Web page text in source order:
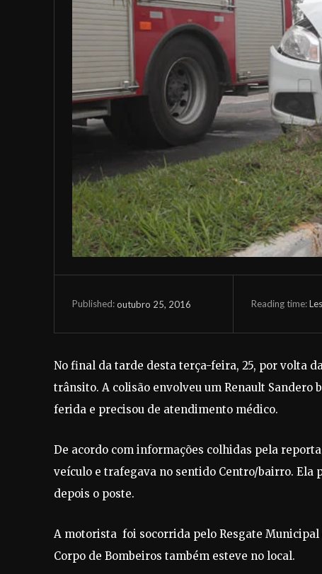
Published:outubro 25, 2016 Reading time:
No final da tarde desta terça-feira, 25, por volta
trânsito. A colisão envolveu um Renault Sandero
ferida e precisou de atendimento médico.
De acordo com informações colhidas pela
veículo e trafegava no sentido Centro/bairro.
depois o poste.
A motorista foi socorrida pelo Resgate Municipal
Corpo de Bombeiros também esteve no local.